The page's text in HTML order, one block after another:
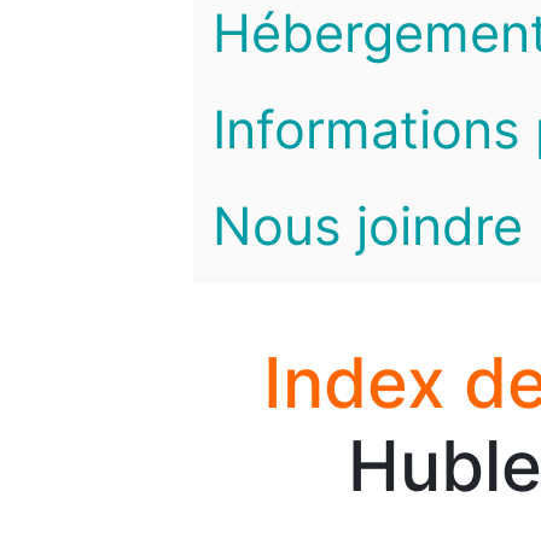
Informations
Nous joindre
Index